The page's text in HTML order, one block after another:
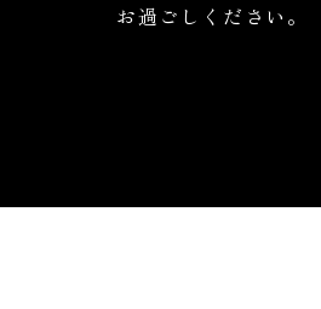
お過ごしください。